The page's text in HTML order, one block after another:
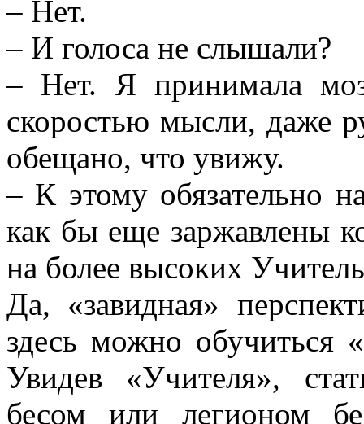
– Нет.
– И голоса не слышали?
– Нет. Я принимала
скоростью мысли, даже
обещано, что увижу.
– К этому обязательно
как бы еще заржавлены
на более высоких
Да, «завидная»
здесь можно обучиться
Увидев «Учителя»,
бесом или легионом